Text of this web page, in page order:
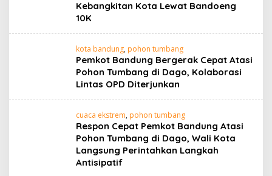
Kebangkitan Kota Lewat Bandoeng
10K
kota bandung, pohon tumbang
Pemkot Bandung Bergerak Cepat Atasi
Pohon Tumbang di Dago, Kolaborasi
Lintas OPD Diterjunkan
cuaca ekstrem, pohon tumbang
Respon Cepat Pemkot Bandung Atasi
Pohon Tumbang di Dago, Wali Kota
Langsung Perintahkan Langkah
Antisipatif